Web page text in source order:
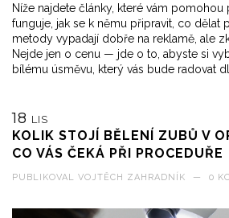
Níže najdete články, které vám
funguje, jak se k němu připravit, co dělat
metody vypadají dobře na reklamě, ale
Nejde jen o cenu — jde o to, abyste si
bílému úsměvu, který vás bude radovat
18 LIS
KOLIK STOJÍ BĚLENÍ ZUBŮ V
CO VÁS ČEKÁ PŘI PROCEDUŘE
PUBLIKOVAL VOJTĚCH ZAHRADNÍK — 0